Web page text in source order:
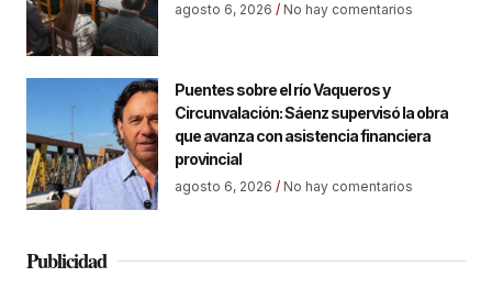
agosto 6, 2026 No hay comentarios
Puentes sobre el río Vaqueros y
Circunvalación: Sáenz supervisó la obra
que avanza con asistencia financiera
provincial
agosto 6, 2026 No hay comentarios
Publicidad